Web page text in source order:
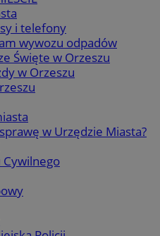
i telefony
wywozu odpadów
Święte w Orzeszu
w Orzeszu
sprawę w Urzędzie Miasta?
Cywilnego